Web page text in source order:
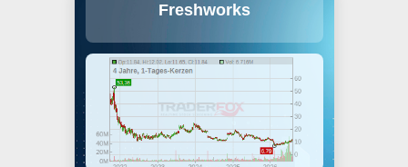
Freshworks
development company, which
products. Its products include
Freshdesk, Freshservice,
Freshsales, Freshmarketer, and
Freshteam. The company was
founded by Rathna Girish
Mathrubootham and Shanmugam
Krishnasamy in 2010 and is
headquartered in San Mateo, CA.